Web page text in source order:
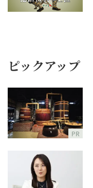
ピックアップ
PR